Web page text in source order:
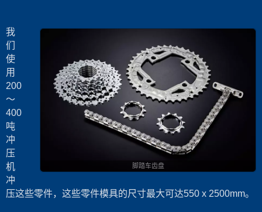
脚踏车齿盘
我
们
使
用
200
～
400
吨
冲
压
机
冲
压这些零件，这些零件模具的尺寸最大可达550 x 2500mm。